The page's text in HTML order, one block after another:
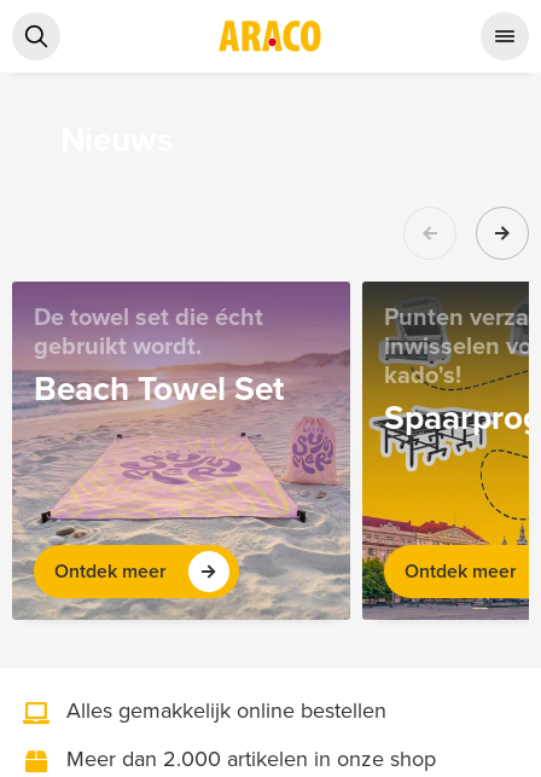
De towel set die écht
gebruikt wordt.
Beach Towel Set
Ontdek meer
Punten
inwisselen
kado's!
Ontdek meer
Alles gemakkelijk online bestellen
Meer dan 2.000 artikelen in onze shop